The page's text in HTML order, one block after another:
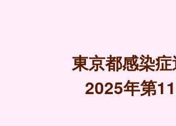
東京都感染
2025年第